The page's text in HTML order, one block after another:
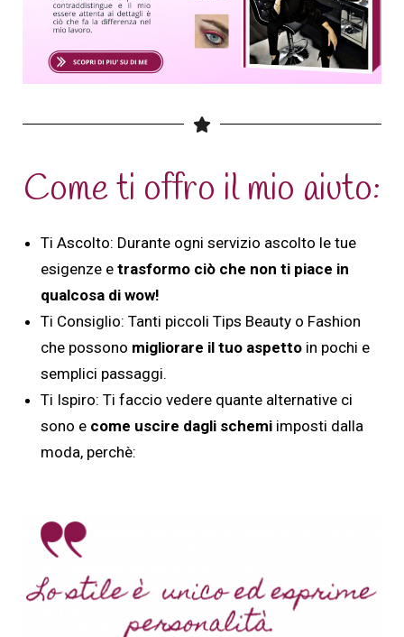
Come ti offro il mio aiuto:
Ti Ascolto: Durante ogni servizio ascolto le tue
esigenze e trasformo ciò che non ti piace in
qualcosa di wow!
Ti Consiglio: Tanti piccoli Tips Beauty o Fashion
che possono migliorare il tuo aspetto in pochi e
semplici passaggi.
Ti Ispiro: Ti faccio vedere quante alternative ci
sono e come uscire dagli schemi imposti dalla
moda, perchè: